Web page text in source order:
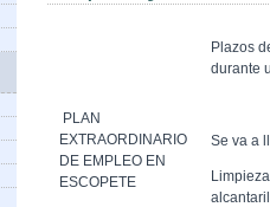
PLAN
EXTRAORDINARIO
DE EMPLEO EN
ESCOPETE
Plazos
durante
Se va a